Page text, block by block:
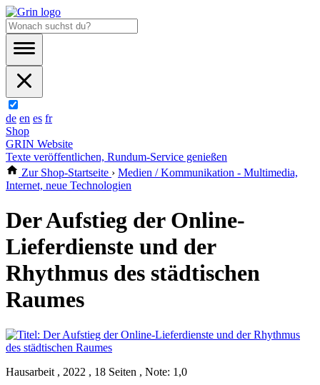
de en es fr
Shop
GRIN Website
Texte veröffentlichen, Rundum-Service genießen
Zur Shop-Startseite › Medien / Kommunikation - Multimedia,
Internet, neue Technologien
Der Aufstieg der Online-
Lieferdienste und der
Rhythmus des städtischen
Raumes
Hausarbeit , 2022 , 18 Seiten , Note: 1,0